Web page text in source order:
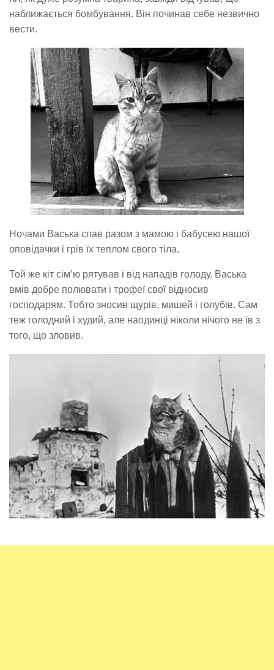
наближається бомбування. Він починав себе незвично
вести.
Ночами Васька спав разом з мамою і бабусею нашої
оповідачки і грів їх теплом свого тіла.
Той же кіт сім’ю рятував і від нападів голоду. Васька
вмів добре полювати і трофеї свої відносив
господарям. Тобто зносив щурів, мишей і голубів. Сам
теж голодний і худий, але наодинці ніколи нічого не їв з
того, що зловив.